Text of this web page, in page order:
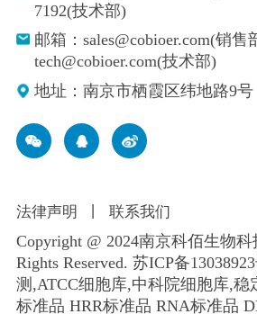
7192(技术部)
邮箱：sales@cobioer.com(销售
tech@cobioer.com(技术部)
地址：南京市栖霞区纬地路9号
法律声明 联系我们
Copyright @ 2024南京科佰生物
Rights Reserved. 苏ICP备
测,ATCC细胞库,中科院细胞库,稳
标准品 HRR标准品 RNA标准品